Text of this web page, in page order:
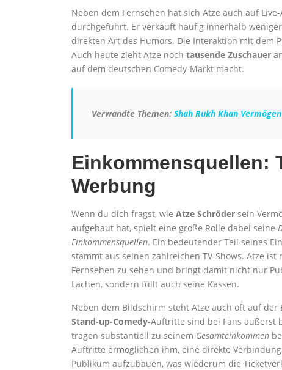
Neben dem Fernsehen hat sich Atze auch auf
durchgeführt. Er verkauft häufig innerhalb
direkten Art des Humors. Die Interaktion mit dem
Auch heute zieht Atze noch tausende Zuschauer
auf dem deutschen Comedy-Markt macht.
Verwandte Themen: Shah Rukh Khan Vermögen
Einkommensquellen:
Werbung
Wenn du dich fragst, wie Atze Schröder sein
aufgebaut hat, spielt eine große Rolle dabei seine
Einkommensquellen. Ein bedeutender Teil seines
stammt aus seinen zahlreichen TV-Shows. Atze ist
Fernsehen zu sehen und bringt damit nicht nur
Lachen, sondern füllt auch seine Kassen.
Neben dem Bildschirm steht Atze auch oft auf der
Stand-up-Comedy-Auftritte sind bei Fans äußerst
tragen substantiell zu seinem Gesamteinkommen
Auftritte ermöglichen ihm, eine direkte
Publikum aufzubauen, was wiederum die